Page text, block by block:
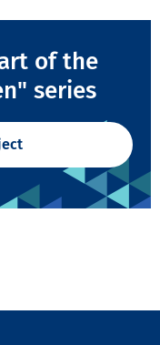
of the
series